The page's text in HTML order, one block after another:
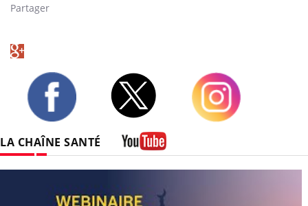
Partager
LA CHAÎNE SANTÉ